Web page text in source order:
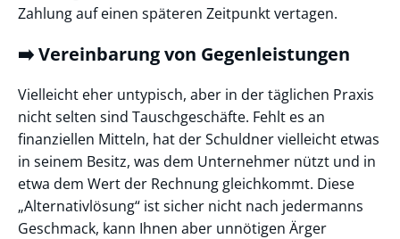
Zahlung auf einen späteren Zeitpunkt vertagen.
➡️ Vereinbarung von Gegenleistungen
Vielleicht eher untypisch, aber in der täglichen Praxis
nicht selten sind Tauschgeschäfte. Fehlt es an
finanziellen Mitteln, hat der Schuldner vielleicht etwas
in seinem Besitz, was dem Unternehmer nützt und in
etwa dem Wert der Rechnung gleichkommt. Diese
„Alternativlösung“ ist sicher nicht nach jedermanns
Geschmack, kann Ihnen aber unnötigen Ärger